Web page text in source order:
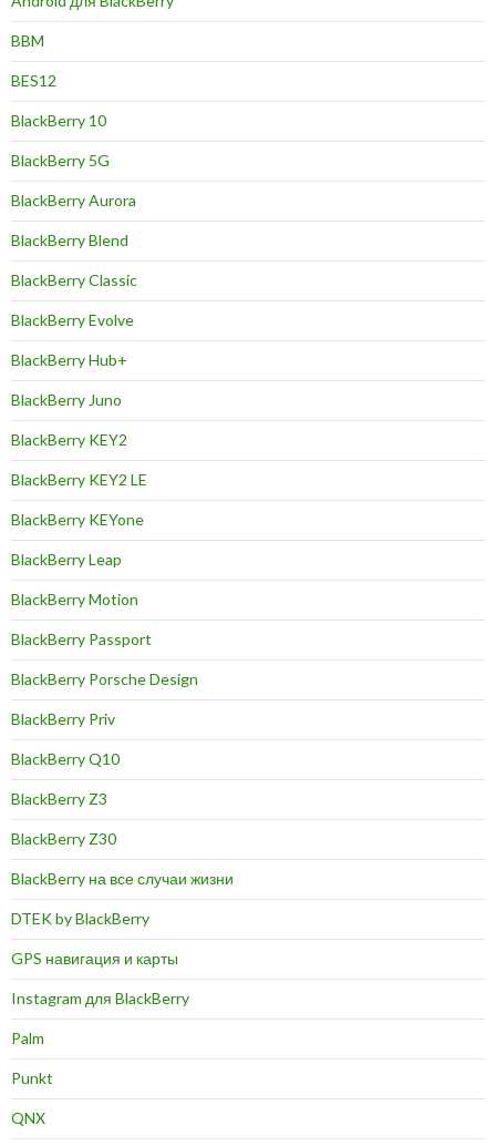
BBM
BES12
BlackBerry 10
BlackBerry 5G
BlackBerry Aurora
BlackBerry Blend
BlackBerry Classic
BlackBerry Evolve
BlackBerry Hub+
BlackBerry Juno
BlackBerry KEY2
BlackBerry KEY2 LE
BlackBerry KEYone
BlackBerry Leap
BlackBerry Motion
BlackBerry Passport
BlackBerry Porsche Design
BlackBerry Priv
BlackBerry Q10
BlackBerry Z3
BlackBerry Z30
BlackBerry на все случаи жизни
DTEK by BlackBerry
GPS навигация и карты
Instagram для BlackBerry
Palm
Punkt
QNX